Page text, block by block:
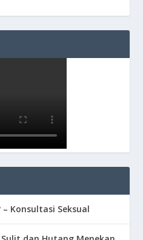
– Konsultasi Seksual